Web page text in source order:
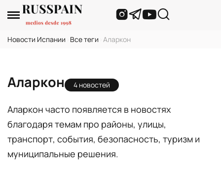
Новости Испании Все теги Аларкон
Аларкон 4 новостей
Аларкон часто появляется в новостях
благодаря темам про районы, улицы,
транспорт, события, безопасность, туризм и
муниципальные решения.